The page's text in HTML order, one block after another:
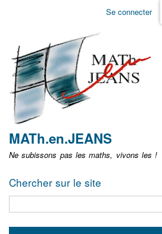
Aller
non
identifié
Se connecter
MATh.en.JEANS
Ne subissons pas les maths, vivons les !
Chercher sur le site